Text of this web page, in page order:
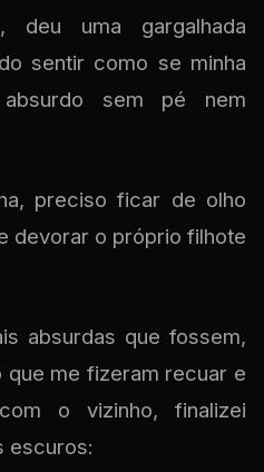
uma gargalhada
sentir como se minha
sem pé nem
preciso ficar de olho
devorar o próprio filhote
absurdas que fossem,
que me fizeram recuar e
o vizinho, finalizei
escuros: